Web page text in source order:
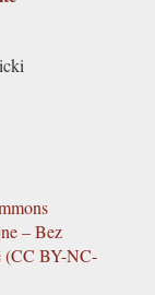
– Bez
(CC BY-NC-